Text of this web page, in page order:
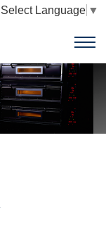
Select Language ▼